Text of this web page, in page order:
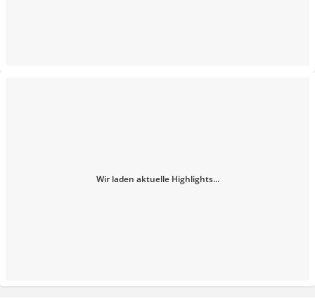
Wir laden aktuelle Highlights...